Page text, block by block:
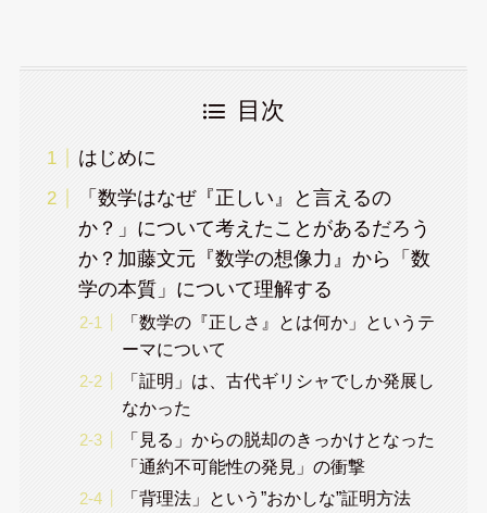
目次
はじめに
「数学はなぜ『正しい』と言えるの
か？」について考えたことがあるだろう
か？加藤文元『数学の想像力』から「数
学の本質」について理解する
「数学の『正しさ』とは何か」というテ
ーマについて
「証明」は、古代ギリシャでしか発展し
なかった
「見る」からの脱却のきっかけとなった
「通約不可能性の発見」の衝撃
「背理法」という”おかしな”証明方法